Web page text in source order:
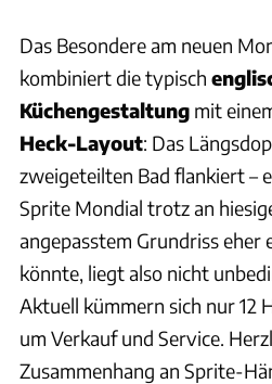
Das Besondere am neuen
kombiniert die typisch
Küchengestaltung mit
Heck-Layout: Das
zweigeteilten Bad flankiert –
Sprite Mondial trotz an
angepasstem Grundriss eher
könnte, liegt also nicht
Aktuell kümmern sich nur 12
um Verkauf und Service.
Zusammenhang an Sprite-